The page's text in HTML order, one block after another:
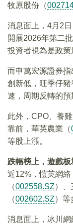
牧原股份（
消息面上，4月2
開展2026年第二
投資者視為是政策
而申萬宏源證券
創新低，旺季仔
速，周期反轉的預
此外，CPO、養
靠前，華英農業（
等股上漲。
跌幅榜上，遊戲板
近12%，愷英網絡
（002558.SZ）、
（002602.SZ）等
消息面上，冰川